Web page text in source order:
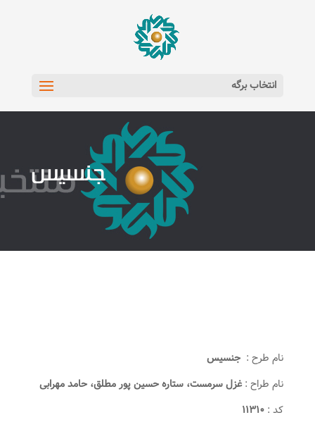
انتخاب برگه
جنسیس
نام طرح : جنسیس
نام طراح : غزل سرمست، ستاره حسین پور مطلق، حامد مهرابی
کد : ۱۱۳۱۰